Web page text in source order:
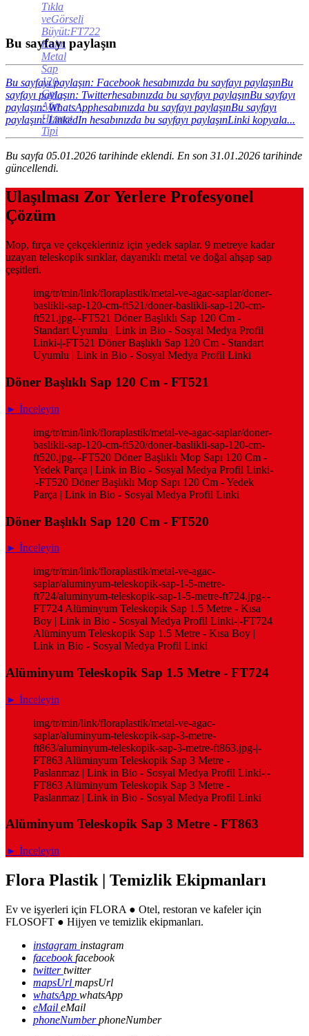
Tıkla
veGörseli
Büyüt:FT722
Kalın
Metal
Sap
120
Cm -
Ağır
Hizmet
Tipi
Bu sayfayı paylaşın
Bu sayfayı paylaşın: Facebook hesabınızda bu sayfayı paylaşınBu
sayfayı paylaşın: Twitterhesabınızda bu sayfayı paylaşınBu sayfayı
paylaşın: WhatsApphesabınızda bu sayfayı paylaşınBu sayfayı
paylaşın: LinkedIn hesabınızda bu sayfayı paylaşınLinki kopyala...
Bu sayfa 05.01.2026 tarihinde eklendi. En son 31.01.2026 tarihinde
güncellendi.
Ulaşılması Zor Yerlere Profesyonel
Çözüm
Mop, fırça ve çekçekleriniz için yedek saplar. 9 metreye kadar
uzayan teleskopik sırıklar, dayanıklı metal ve doğal ahşap sap
çeşitleri.
img/tr/min/link/floraplastik/metal-ve-agac-saplar/doner-
baslikli-sap-120-cm-ft521/doner-baslikli-sap-120-cm-
ft521.jpg-|-FT521 Döner Başlıklı Sap 120 Cm -
Standart Uyumlu | Link in Bio - Sosyal Medya Profil
Linki-|-FT521 Döner Başlıklı Sap 120 Cm - Standart
Uyumlu | Link in Bio - Sosyal Medya Profil Linki
Döner Başlıklı Sap 120 Cm - FT521
► İnceleyin
img/tr/min/link/floraplastik/metal-ve-agac-saplar/doner-
baslikli-sap-120-cm-ft520/doner-baslikli-sap-120-cm-
ft520.jpg-|-FT520 Döner Başlıklı Mop Sapı 120 Cm -
Yedek Parça | Link in Bio - Sosyal Medya Profil Linki-
|-FT520 Döner Başlıklı Mop Sapı 120 Cm - Yedek
Parça | Link in Bio - Sosyal Medya Profil Linki
Döner Başlıklı Sap 120 Cm - FT520
► İnceleyin
img/tr/min/link/floraplastik/metal-ve-agac-
saplar/aluminyum-teleskopik-sap-1-5-metre-
ft724/aluminyum-teleskopik-sap-1-5-metre-ft724.jpg-|-
FT724 Alüminyum Teleskopik Sap 1.5 Metre - Kısa
Boy | Link in Bio - Sosyal Medya Profil Linki-|-FT724
Alüminyum Teleskopik Sap 1.5 Metre - Kısa Boy |
Link in Bio - Sosyal Medya Profil Linki
Alüminyum Teleskopik Sap 1.5 Metre - FT724
► İnceleyin
img/tr/min/link/floraplastik/metal-ve-agac-
saplar/aluminyum-teleskopik-sap-3-metre-
ft863/aluminyum-teleskopik-sap-3-metre-ft863.jpg-|-
FT863 Alüminyum Teleskopik Sap 3 Metre -
Paslanmaz | Link in Bio - Sosyal Medya Profil Linki-|-
FT863 Alüminyum Teleskopik Sap 3 Metre -
Paslanmaz | Link in Bio - Sosyal Medya Profil Linki
Alüminyum Teleskopik Sap 3 Metre - FT863
► İnceleyin
Flora Plastik | Temizlik Ekipmanları
Ev ve işyerleri için FLORA ● Otel, restoran ve kafeler için
FLOSOFT ● Hijyen ve temizlik ekipmanları.
instagram instagram
facebookfacebook
twittertwitter
mapsUrl mapsUrl
whatsApp whatsApp
eMail eMail
phoneNumberphoneNumber